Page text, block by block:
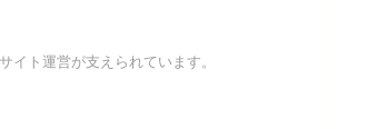
ト運営が支えられています。